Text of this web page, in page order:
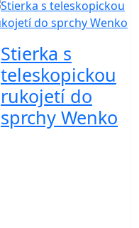
Stierka s
teleskopickou
rukojetí do
sprchy Wenko